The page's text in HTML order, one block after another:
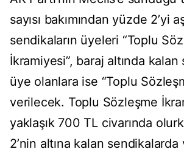
sayısı bakımından yüzde 2’yi
sendikaların üyeleri “Toplu
İkramiyesi”, baraj altında kalan
üye olanlara ise “Toplu
verilecek. Toplu Sözleşme
yaklaşık 700 TL civarında
2’nin altına kalan